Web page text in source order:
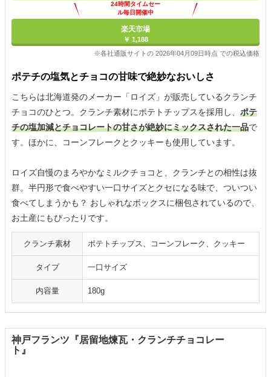
24時間タイムセー
ル毎日開催中
楽天市場
￥ 1,188
※各社通販サイトの 2026年04月09日時点 での税込価格
ポテチの塩気とチョコの甘味で絶妙なおいしさ
こちらは北海道発のメーカー「ロイズ」が販売しているクランチ
チョコのひとつ。クランチ素材にポテトチップスを採用し、 ポテ
チの塩加減とチョコレートの甘さが絶妙にミックスされた一品で
す。ほかに、コーンフレークとクッキーも使用しています。
ロイズ自慢のまろやかなミルクチョコと、クランチとの相性は抜
群。半円形で食べやすい一口サイズとクセになる味で、ついつい
食べてしまうかも？ おしゃれなボックスに梱包されているので、
お土産にもぴったりです。
クランチ素材 ポテトチップス、コーンフレーク、クッキー
タイプ 一口サイズ
内容量 180g
神戸フランツ『居留地煉瓦・クランチチョコレー
ト』